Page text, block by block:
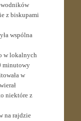
z biskupami
wspólna
w lokalnych
minutowy
w
niektóre z
na rajdzie